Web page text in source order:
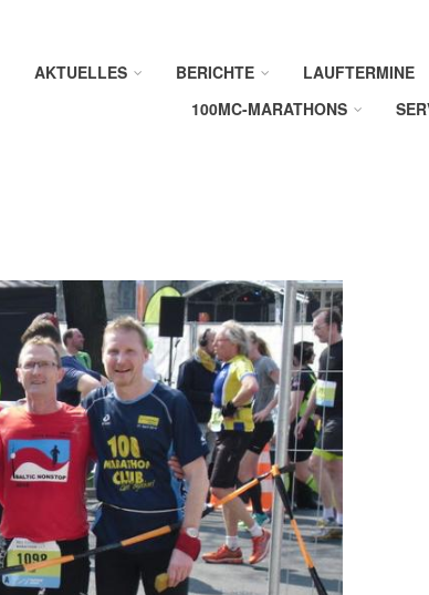
AKTUELLES BERICHTE LAUFTERMINE
100MC-MARATHONS